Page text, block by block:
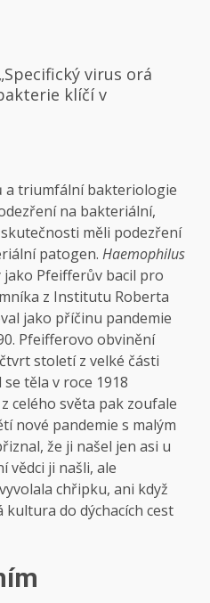
virus orá
klíčí v
a triumfální bakteriologie
na bakteriální,
měli podezření
patogen. Haemophilus
jako Pfeifferův bacil pro
z Institutu Roberta
jako příčinu pandemie
Pfeifferovo obvinění
století z velké části
těla v roce 1918
celého světa pak zoufale
nové pandemie s malým
že ji našel jen asi u
vědci ji našli, ale
chřipku, ani když
do dýchacích cest